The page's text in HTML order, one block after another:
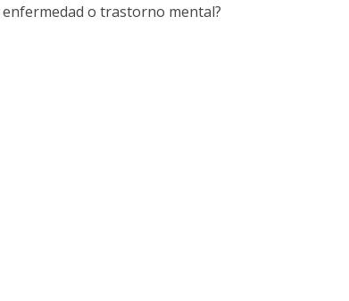
enfermedad o trastorno mental?